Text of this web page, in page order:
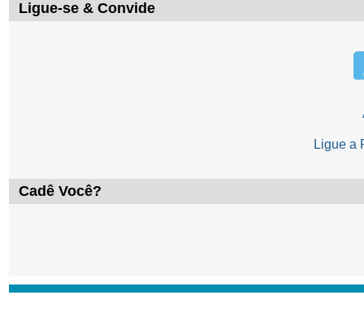
Ligue-se & Convide
Ligue a
Cadê Você?